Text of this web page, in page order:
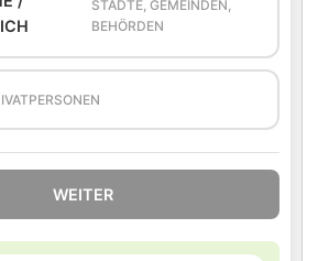
STÄDTE, GEMEINDEN,
BEHÖRDEN
WEITER